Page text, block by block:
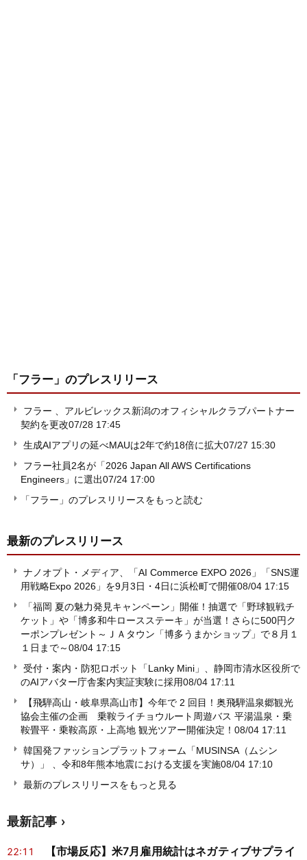
「フラー」 のプレスリリース
フラー 、アルビレックス新潟のオフィシャルクラブパートナー
契約を更改07/28 17:45
生成AIアプリの延べMAUは2年で約18倍に拡大07/27 15:30
フラー社員2名が「2026 Japan All AWS Certifications
Engineers」に選出07/24 17:00
「フラー」のプレスリリースをもっと読む
最新のプレスリリース
ナノオプト・メディア、「AI Commerce EXPO 2026」「SNS運
用戦略Expo 2026」を9月3日・4日に浜松町で開催08/04 17:15
「福岡 夏の魅力発見キャンペーン」開催！抽選で「野球観戦チ
ケット」や「博多和牛ロースステーキ」が当選！さらに500円ク
ーポンプレゼント～ＪＡタウン「博多うまかショップ」で８月１
１日まで～08/04 17:15
受付・案内・防犯ロボット「Lanky Mini」、静岡市清水区役所で
のAIアバター庁舎案内実証実験に採用08/04 17:11
【飛騨高山・岐阜県高山市】今年で 2 回目！奥飛騨温泉郷観光
協会主催の企画 乗鞍ライチョウルート周遊バス 平湯温泉・乗
鞍畳平・乗鞍高原・上高地 観光ツアー開催決定！ 08/04 17:11
韓国発ファッションプラットフォーム「MUSINSA（ムシン
サ）」 、令和8年熊本地震における支援を実施08/04 17:10
最新のプレスリリースをもっと見る
最新記事
22:11
【市場反応】米7月雇用統計はネガティブサプライ